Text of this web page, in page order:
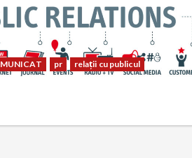
pr relații cu publicul